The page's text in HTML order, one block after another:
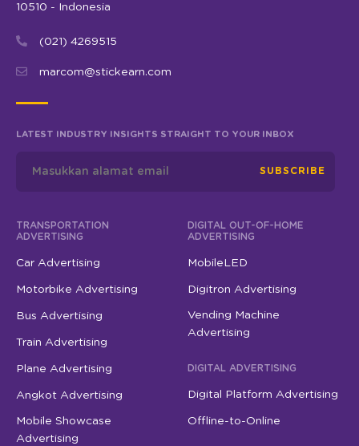
10510 - Indonesia
(021) 4269515
marcom@stickearn.com
LATEST INDUSTRY INSIGHTS STRAIGHT TO YOUR INBOX
SUBSCRIBE
TRANSPORTATION
ADVERTISING
Car Advertising
Motorbike Advertising
Bus Advertising
Train Advertising
Plane Advertising
Angkot Advertising
Mobile Showcase
Advertising
DIGITAL OUT-OF-HOME
ADVERTISING
MobileLED
Digitron Advertising
Vending Machine
Advertising
DIGITAL ADVERTISING
Digital Platform Advertising
Offline-to-Online